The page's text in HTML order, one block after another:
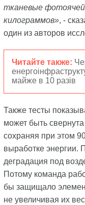
тканевые
килограммов», -
один из авторов
Читайте также:
майже в 10 разів
Также тесты
может быть
сохраняя при этом
выработке энергии.
деградация под
Потому команда
бы защищало
не увеличивая их